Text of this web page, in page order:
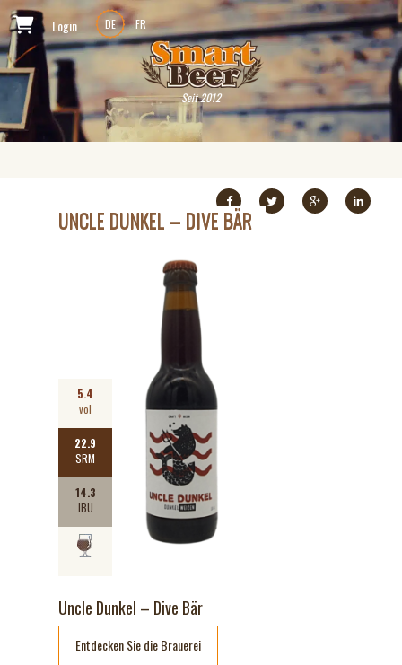
Login DE FR
Seit 2012
UNCLE DUNKEL – DIVE BÄR
Uncle Dunkel – Dive Bär
5.4
vol
22.9
SRM
14.3
IBU
Entdecken Sie die Brauerei